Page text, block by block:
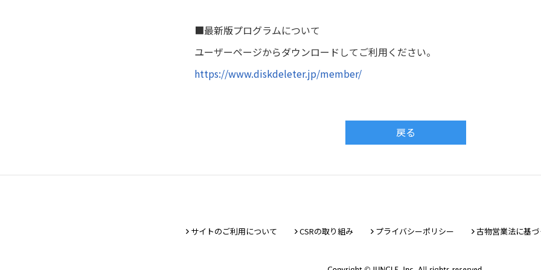
■最新版プログラムについて
ユーザーページからダウンロードしてご利用ください。
https://www.diskdeleter.jp/member/
戻る
サイトのご利用について CSRの取り組み プライバシーポリシー 古物営業法に基